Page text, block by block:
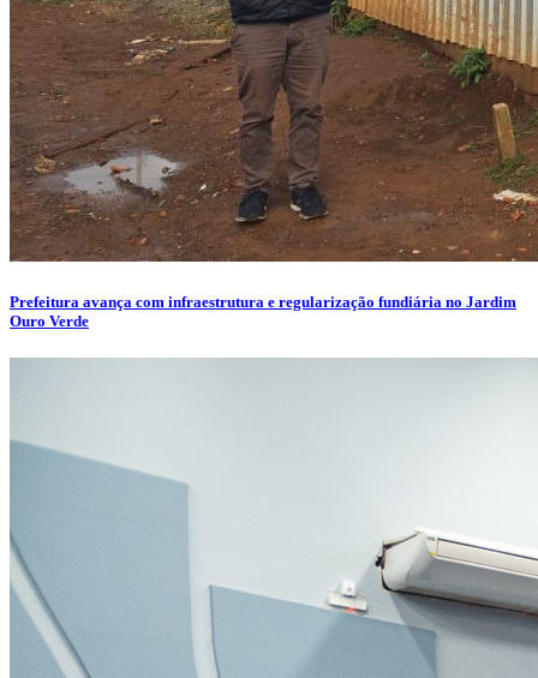
Prefeitura avança com infraestrutura e regularização fundiária no Jardim
Ouro Verde